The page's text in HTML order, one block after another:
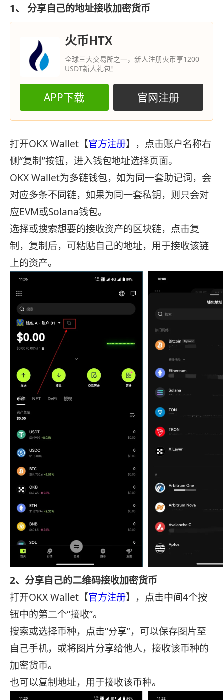
1、 分享自己的地址接收加密货币
火币HTX
全球三大交易所之一，新人注册火币享1200
USDT新人礼包！
APP下载 官网注册
打开OKX Wallet【官方注册】，点击账户名称右
侧“复制”按钮，进入钱包地址选择页面。
OKX Wallet为多链钱包，如为同一套助记词，会
对应多条不同链，如果为同一套私钥，则只会对
应EVM或Solana钱包。
选择或搜索想要的接收资产的区块链，点击复
制，复制后，可粘贴自己的地址，用于接收该链
上的资产。
2、分享自己的二维码接收加密货币
打开OKX Wallet【官方注册】，点击中间4个按
钮中的第二个“接收”。
搜索或选择币种，点击“分享”，可以保存图片至
自己手机，或将图片分享给他人，接收该币种的
加密货币。
也可以复制地址，用于接收该币种。